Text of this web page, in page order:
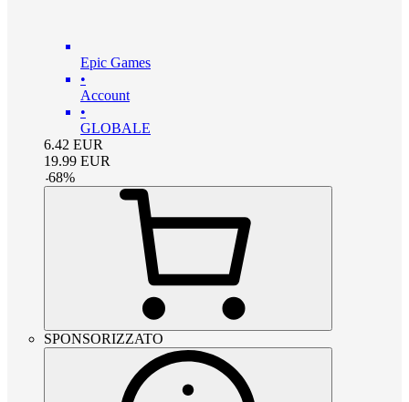
Epic Games
•
Account
•
GLOBALE
6.42 EUR
19.99 EUR
-68%
SPONSORIZZATO